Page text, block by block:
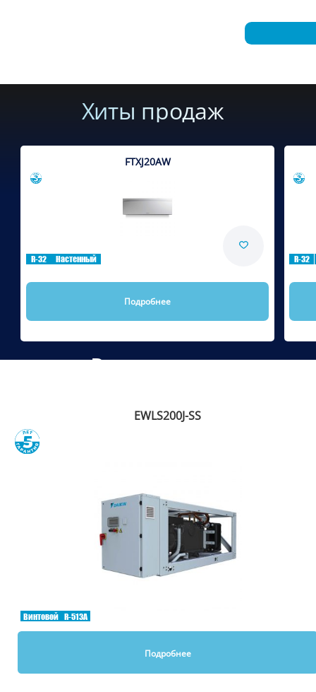
Хиты продаж
FTXJ20AW
R-32 Настенный
Подробнее
R-32
Рекомендуем
EWLS200J-SS
Винтовой R-513A
Подробнее